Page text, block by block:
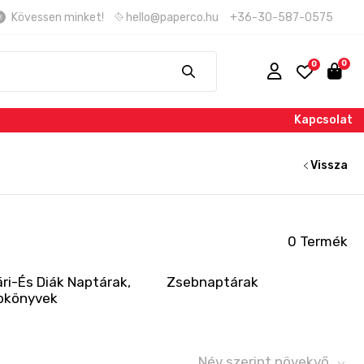
Kövessen minket! hello@paperco.hu +36-30-587-0575
Kapcsolat
Vissza
0 Termék
És Diák Naptárak,
Zsebnaptárak